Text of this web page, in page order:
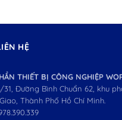
HỆ
THIẾT BỊ CÔNG NGHIỆP
Đường Bình Chuẩn 62, khu
Thành Phố Hồ Chí Minh.